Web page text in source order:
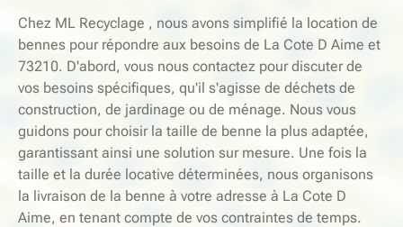
Chez ML Recyclage , nous avons simplifié la location de
bennes pour répondre aux besoins de La Cote D Aime et
73210. D'abord, vous nous contactez pour discuter de
vos besoins spécifiques, qu'il s'agisse de déchets de
construction, de jardinage ou de ménage. Nous vous
guidons pour choisir la taille de benne la plus adaptée,
garantissant ainsi une solution sur mesure. Une fois la
taille et la durée locative déterminées, nous organisons
la livraison de la benne à votre adresse à La Cote D
Aime, en tenant compte de vos contraintes de temps.